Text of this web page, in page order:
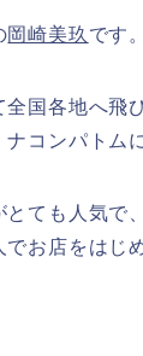
岡崎美玖 です。
国各地へ飛
コンパトム
ても人気で
お店をはじ